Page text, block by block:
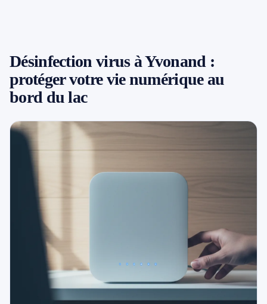
079 716 53 82
Désinfection virus à Yvonand :
protéger votre vie numérique au
bord du lac